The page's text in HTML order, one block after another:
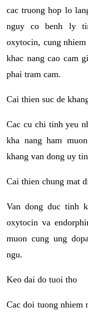
cac truong hop lo
nguy co benh ly
oxytocin, cung
khac nang cao cam
phai tram cam.
Cai thien suc de
Cac cu chi tinh yeu
kha nang ham
khang van dong uy
Cai thien chung mat
Van dong duc tinh
oxytocin va
muon cung ung
ngu.
Keo dai do tuoi tho
Cac doi tuong nhiem